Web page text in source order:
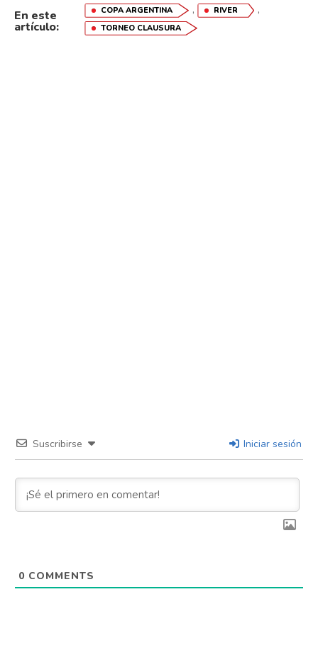
En este
artículo:
COPA ARGENTINA , RIVER ,
TORNEO CLAUSURA
Suscribirse Iniciar sesión
0 COMMENTS